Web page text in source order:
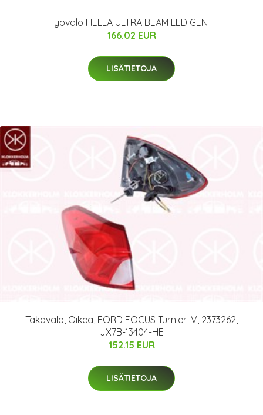
Työvalo HELLA ULTRA BEAM LED GEN II
166.02 EUR
LISÄTIETOJA
Takavalo, Oikea, FORD FOCUS Turnier IV, 2373262,
JX7B-13404-HE
152.15 EUR
LISÄTIETOJA